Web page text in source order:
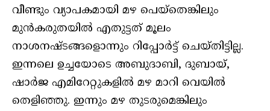
വീണ്ടും വ്യാപകമായി മഴ പെയ്‌തെങ്കിലും
മുന്‍കരുതയില്‍ എതുട്ടത് മൂലം
നാശനഷ്ടങ്ങളൊന്നും റിപ്പോര്‍ട്ട് ചെയ്തിട്ടില്ല.
ഇന്നലെ ഉച്ചയോടെ അബുദാബി, ദുബായ്,
ഷാര്‍ജ എമിറേറ്റുകളില്‍ മഴ മാറി വെയില്‍
തെളിഞ്ഞു. ഇന്നും മഴ തുടരുമെങ്കിലും